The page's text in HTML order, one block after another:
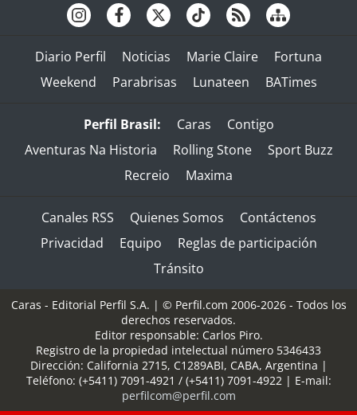
Diario Perfil Noticias Marie Claire
Fortuna
Weekend
Parabrisas Lunateen BATimes
Perfil Brasil: Caras
Contigo
Aventuras Na Historia
Rolling Stone
Sport Buzz
Recreio
Maxima
Canales RSS Quienes Somos
Contáctenos
Privacidad
Equipo
Reglas de participación
Tránsito
Caras - Editorial Perfil S.A. | © Perfil.com 2006-2026 - Todos los
derechos reservados.
Editor responsable: Carlos Piro.
Registro de la propiedad intelectual número 5346433
Dirección: California 2715, C1289ABI, CABA, Argentina |
Teléfono: (+5411) 7091-4921 / (+5411) 7091-4922| E-mail:
perfilcom@perfil.com